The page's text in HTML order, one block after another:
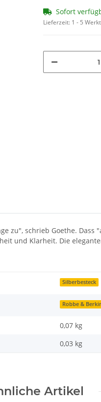
Sofort
Lieferzeit: 1 - 5
zu", schrieb Goethe.
und Klarheit. Die
Silberbesteck
Robbe &
0,07 kg
0,03 kg
Artikel